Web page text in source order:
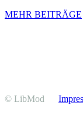
MEHR BEITRÄGE
© LibMod